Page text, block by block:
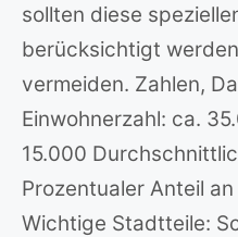
sollten diese
berücksichtigt
vermeiden. Zahlen,
Einwohnerzahl: ca.
15.000
Prozentualer Anteil
Wichtige Stadtteile: